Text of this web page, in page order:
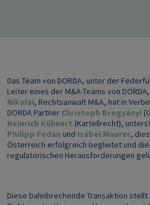
Das Team von DORDA, unter der
Leiter eines der M&A-Teams von
Nikolai, Rechtsanwalt M&A, hat in
DORDA Partner Christoph Brogyányi
Heinrich Kühnert (Kartellrecht),
Philipp Fedan und Isabel Maurer,
Österreich erfolgreich begleitet und
regulatorischen Herausforderungen
Diese bahnbrechende Transaktion